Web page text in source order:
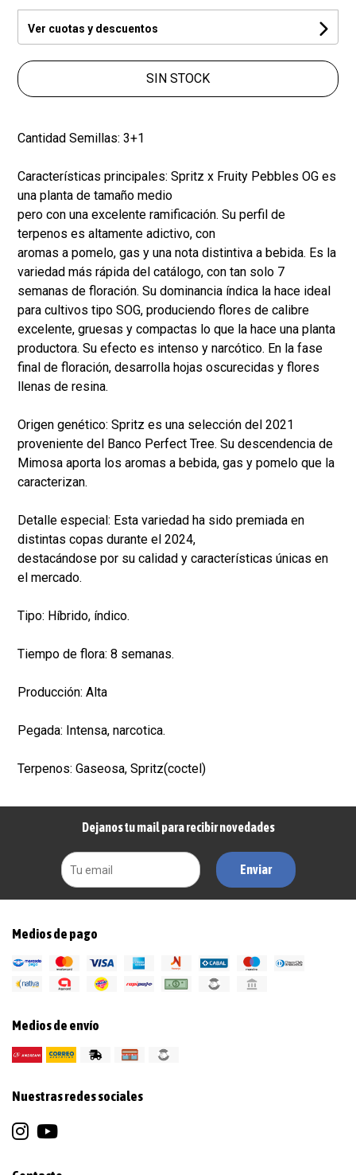
Ver cuotas y descuentos
SIN STOCK
Cantidad Semillas: 3+1
Características principales: Spritz x Fruity Pebbles OG es
una planta de tamaño medio
pero con una excelente ramificación. Su perfil de
terpenos es altamente adictivo, con
aromas a pomelo, gas y una nota distintiva a bebida. Es la
variedad más rápida del catálogo, con tan solo 7
semanas de floración. Su dominancia índica la hace ideal
para cultivos tipo SOG, produciendo flores de calibre
excelente, gruesas y compactas lo que la hace una planta
productora. Su efecto es intenso y narcótico. En la fase
final de floración, desarrolla hojas oscurecidas y flores
llenas de resina.
Origen genético: Spritz es una selección del 2021
proveniente del Banco Perfect Tree. Su descendencia de
Mimosa aporta los aromas a bebida, gas y pomelo que la
caracterizan.
Detalle especial: Esta variedad ha sido premiada en
distintas copas durante el 2024,
destacándose por su calidad y características únicas en
el mercado.
Tipo: Híbrido, índico.
Tiempo de flora: 8 semanas.
Producción: Alta
Pegada: Intensa, narcotica.
Terpenos: Gaseosa, Spritz(coctel)
Dejanos tu mail para recibir novedades
Enviar
Medios de pago
Medios de envío
Nuestras redes sociales